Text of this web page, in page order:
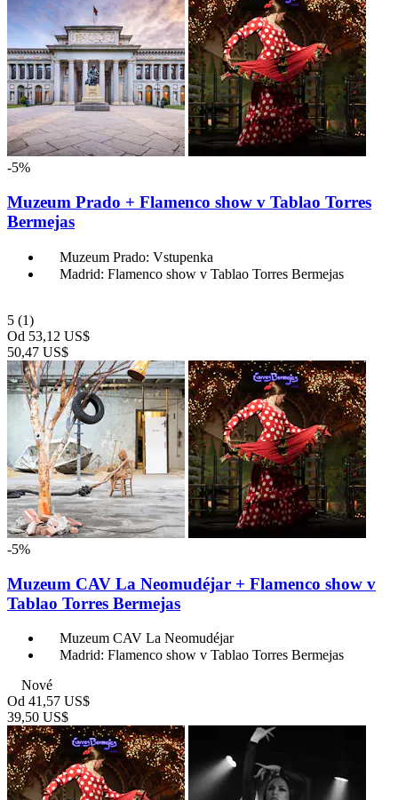
-5%
Muzeum Prado + Flamenco show v Tablao Torres
Bermejas
Muzeum Prado: Vstupenka
Madrid: Flamenco show v Tablao Torres Bermejas
5 (1)
Od 53,12 US$
50,47 US$
-5%
Muzeum CAV La Neomudéjar + Flamenco show v
Tablao Torres Bermejas
Muzeum CAV La Neomudéjar
Madrid: Flamenco show v Tablao Torres Bermejas
Nové
Od 41,57 US$
39,50 US$